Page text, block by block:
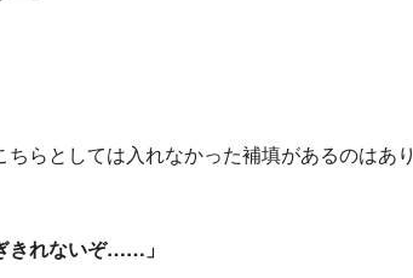
らとしては入れなかった補填があるのはあり
きれないぞ……」